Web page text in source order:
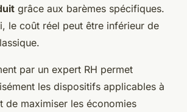
grâce aux barèmes spécifiques.
le coût réel peut être inférieur de
par un expert RH permet
les dispositifs applicables à
de maximiser les économies